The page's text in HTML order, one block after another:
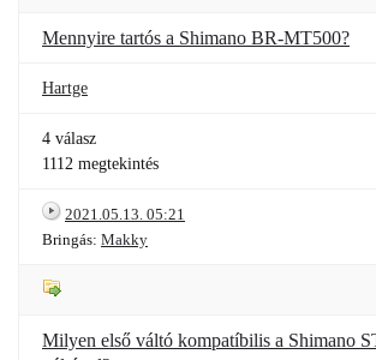
Mennyire tartós a Shimano BR-MT500?
Hartge
4 válasz
1112 megtekintés
2021.05.13. 05:21
Bringás: Makky
Milyen első váltó kompatíbilis a Shimano